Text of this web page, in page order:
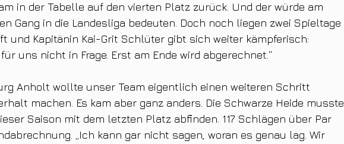
in der Tabelle auf den vierten Platz zurück. Und der würde am
Gang in die Landesliga bedeuten. Doch noch liegen zwei Spieltage
und Kapitänin Kai-Grit Schlüter gibt sich weiter kämpferisch:
uns nicht in Frage. Erst am Ende wird abgerechnet.“
Anholt wollte unser Team eigentlich einen weiteren Schritt
machen. Es kam aber ganz anders. Die Schwarze Heide musste
Saison mit dem letzten Platz abfinden. 117 Schlägen über Par
„Ich kann gar nicht sagen, woran es genau lag. Wir